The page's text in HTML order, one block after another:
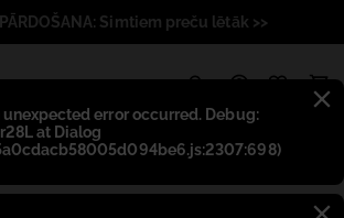
unexpected error occurred. Debug:
at Dialog
Simtiem preču lētāk >>